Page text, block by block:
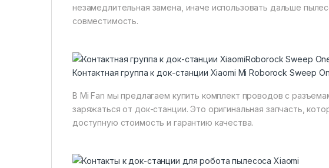
незамедлительная замена, иначе использовать дальше
совместимость.
Контактная группа к док-станции Xiaomi Mi Roborock Sweep
В Mi Fan мы предлагаем купить комплект проводов с
заряжаться от док-станции. Это оригинальная запчасть,
доступную стоимость и гарантию качества.